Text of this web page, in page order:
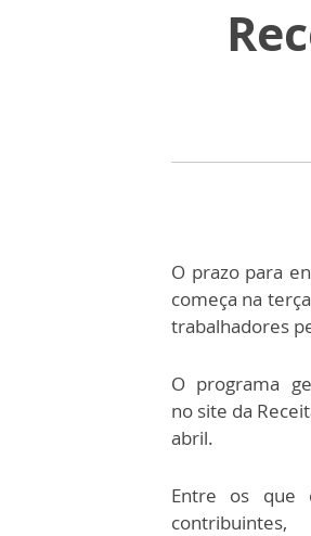
O prazo para
começa na
trabalhadores
O programa
no site da
abril.
Entre os que